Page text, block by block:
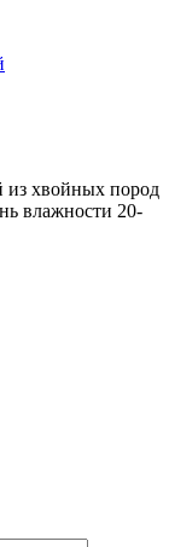
из хвойных пород
влажности 20-